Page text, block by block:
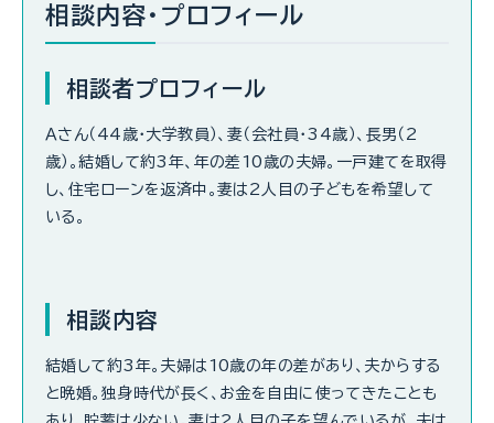
相談内容・プロフィール
相談者プロフィール
Ａさん（44歳・大学教員）、妻（会社員・34歳）、長男（2
歳）。結婚して約3年、年の差10歳の夫婦。一戸建てを取得
し、住宅ローンを返済中。妻は2人目の子どもを希望して
いる。
相談内容
結婚して約3年。夫婦は10歳の年の差があり、夫からする
と晩婚。独身時代が長く、お金を自由に使ってきたことも